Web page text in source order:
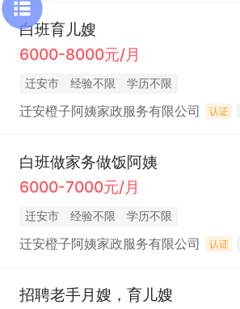
白班育儿嫂
6000-8000元/月
迁安市 经验不限 学历不限
迁安橙子阿姨家政服务有限公司 认证
白班做家务做饭阿姨
6000-7000元/月
迁安市 经验不限 学历不限
迁安橙子阿姨家政服务有限公司 认证
招聘老手月嫂，育儿嫂